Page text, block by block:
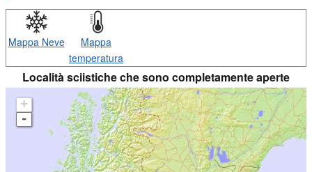
Mappa Neve
Mappa
temperatura
Località sciistiche che sono completamente aperte
+
-